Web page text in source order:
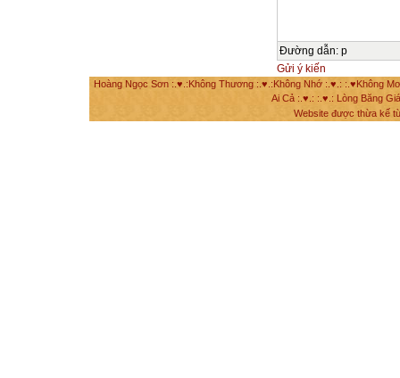
Đường dẫn: p
Gửi ý kiến
Hoàng Ngọc Sơn :.♥.:Không Thương :.♥.:Không Nhớ :.♥.: :.♥Không
Ai Cả :.♥.: :.♥.: Lòng Băng
Website được thừa kế